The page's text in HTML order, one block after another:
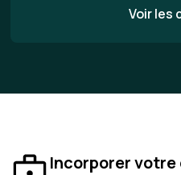
Voir les
Incorporer